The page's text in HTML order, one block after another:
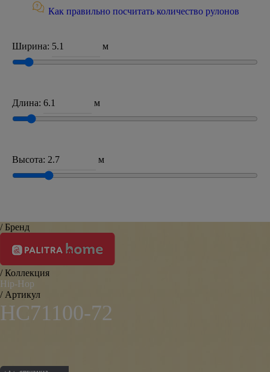
Как правильно посчитать количество рулонов
Ширина: м
Длина: м
Высота: м
/ Бренд
/ Коллекция
Hip-Hop
/ Артикул
HC71100-72